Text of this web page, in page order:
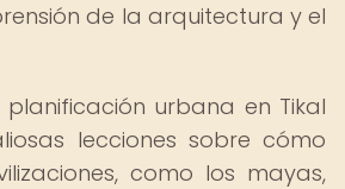
de la arquitectura y el
urbana en Tikal
lecciones sobre cómo
como los mayas,